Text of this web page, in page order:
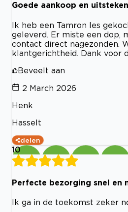
Goede aankoop en
Ik heb een Tamron les
geleverd. Er miste een dop,
contact direct nagezonden.
klantgerichtheid. Dank voor
Beveelt aan
2 March 2026
Henk
Hasselt
delen
10
Perfecte bezorging snel en
Ik ga in de toekomst zeker